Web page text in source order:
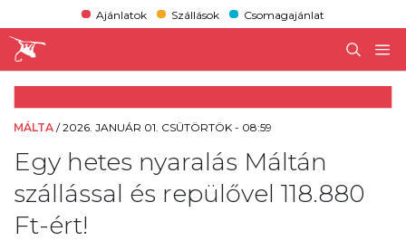
Ajánlatok Szállások Csomagajánlat
MÁLTA /2026. JANUÁR 01. CSÜTÖRTÖK - 08:59
Egy hetes nyaralás Máltán
szállással és repülővel 118.880
Ft-ért!